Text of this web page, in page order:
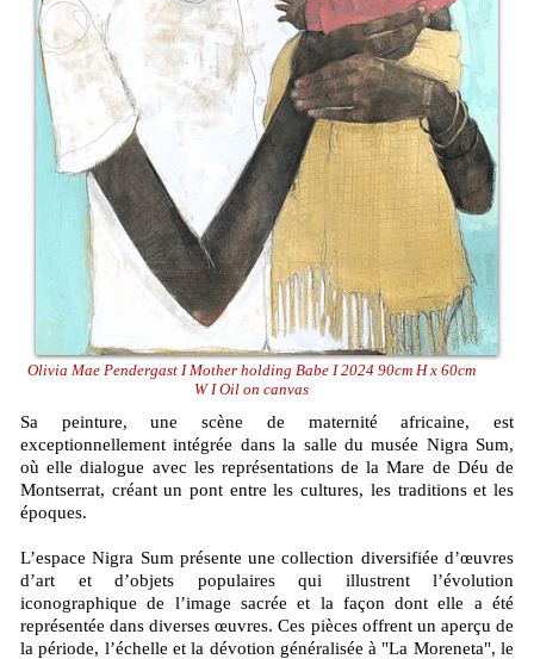
Olivia Mae Pendergast I Mother holding Babe I 2024 90cm H x 60cm
W I Oil on canvas
Sa peinture, une scène de maternité africaine, est
exceptionnellement intégrée dans la salle du musée Nigra Sum,
où elle dialogue avec les représentations de la Mare de Déu de
Montserrat, créant un pont entre les cultures, les traditions et les
époques.
L’espace Nigra Sum présente une collection diversifiée d’œuvres
d’art et d’objets populaires qui illustrent l’évolution
iconographique de l’image sacrée et la façon dont elle a été
représentée dans diverses œuvres. Ces pièces offrent un aperçu de
la période, l’échelle et la dévotion généralisée à "La Moreneta", le